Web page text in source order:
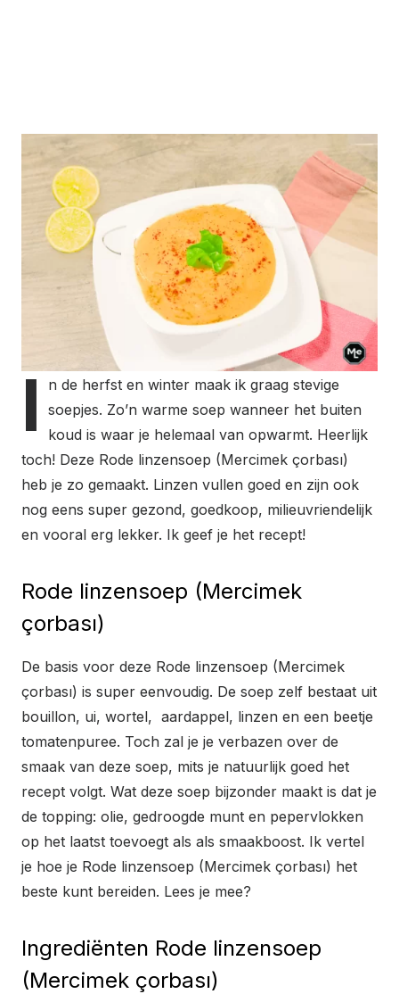
I n de herfst en winter maak ik graag stevige
soepjes. Zo’n warme soep wanneer het buiten
koud is waar je helemaal van opwarmt. Heerlijk
toch! Deze Rode linzensoep (Mercimek çorbası)
heb je zo gemaakt. Linzen vullen goed en zijn ook
nog eens super gezond, goedkoop, milieuvriendelijk
en vooral erg lekker. Ik geef je het recept!
Rode linzensoep (Mercimek
çorbası)
De basis voor deze Rode linzensoep (Mercimek
çorbası) is super eenvoudig. De soep zelf bestaat uit
bouillon, ui, wortel, aardappel, linzen en een beetje
tomatenpuree. Toch zal je je verbazen over de
smaak van deze soep, mits je natuurlijk goed het
recept volgt. Wat deze soep bijzonder maakt is dat je
de topping: olie, gedroogde munt en pepervlokken
op het laatst toevoegt als als smaakboost. Ik vertel
je hoe je Rode linzensoep (Mercimek çorbası) het
beste kunt bereiden. Lees je mee?
Ingrediënten Rode linzensoep
(Mercimek çorbası)